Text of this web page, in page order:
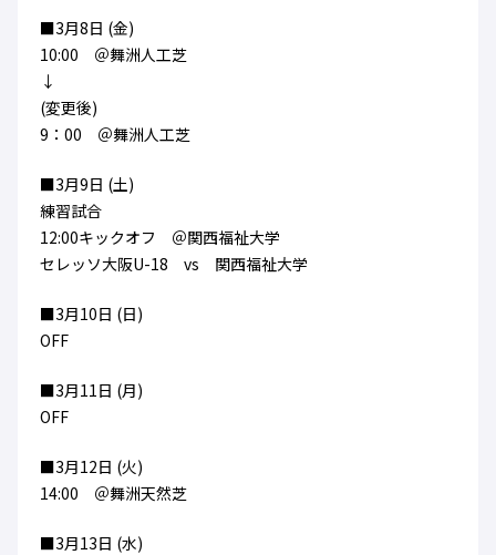
ガールズU-15
U-12
ガールズU-15
西U-15
U-12
ガールズU-15
SELECTION
フィロソフィー
ハナサカクラブ
■3月8日 (金)
10:00 ＠舞洲人工芝
↓
(変更後)
9：00 ＠舞洲人工芝
■3月9日 (土)
練習試合
12:00キックオフ ＠関西福祉大学
セレッソ大阪U-18 vs 関西福祉大学
■3月10日 (日)
OFF
■3月11日 (月)
OFF
■3月12日 (火)
14:00 ＠舞洲天然芝
■3月13日 (水)